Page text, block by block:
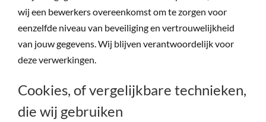
wij een bewerkers overeenkomst om te zorgen voor
eenzelfde niveau van beveiliging en vertrouwelijkheid
van jouw gegevens. Wij blijven verantwoordelijk voor
deze verwerkingen.
Cookies, of vergelijkbare technieken,
die wij gebruiken